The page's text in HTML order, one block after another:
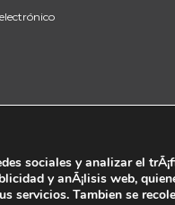
sociales y analizar el
y anÃ¡lisis web,
servicios. Tambien se